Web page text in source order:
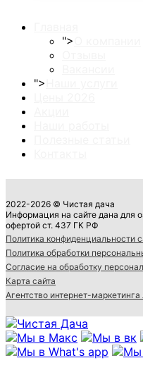
">
">
2022-2026 © Чистая дача
Информация на сайте дана для
офертой ст. 437 ГК РФ
Политика конфиденциальности
Политика обработки
Согласие на обработку
Карта сайта
Агентство интернет-